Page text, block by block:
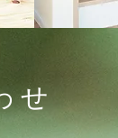
せ